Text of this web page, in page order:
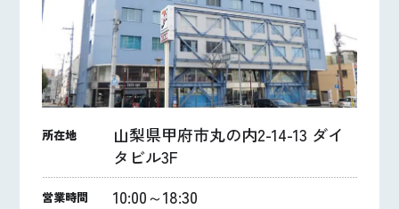
所在地
山梨県甲府市丸の内2-14-13 ダイ
タビル3F
営業時間 10:00～18:30